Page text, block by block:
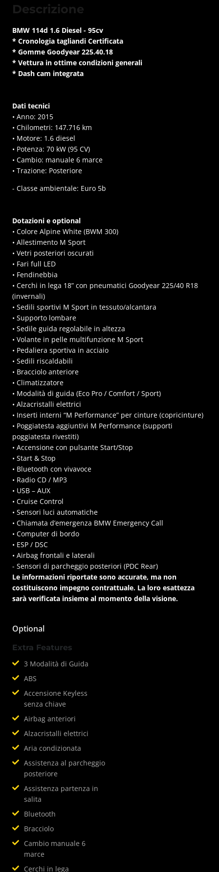
Descrizione
BMW 114d 1.6 Diesel - 95cv
* Cronologia tagliandi Certificata
* Gomme Goodyear 225.40.18
* Vettura in ottime condizioni generali
* Dash cam integrata
Dati tecnici
• Anno: 2015
• Chilometri: 147.716 km
• Motore: 1.6 diesel
• Potenza: 70 kW (95 CV)
• Cambio: manuale 6 marce
• Trazione: Posteriore
- Classe ambientale: Euro 5b
Dotazioni e optional
• Colore Alpine White (BWM 300)
• Allestimento M Sport
• Vetri posteriori oscurati
• Fari full LED
• Fendinebbia
• Cerchi in lega 18” con pneumatici Goodyear 225/40 R18
(invernali)
• Sedili sportivi M Sport in tessuto/alcantara
• Supporto lombare
• Sedile guida regolabile in altezza
• Volante in pelle multifunzione M Sport
• Pedaliera sportiva in acciaio
• Sedili riscaldabili
• Bracciolo anteriore
• Climatizzatore
• Modalità di guida (Eco Pro / Comfort / Sport)
• Alzacristalli elettrici
• Inserti interni “M Performance” per cinture (copricinture)
• Poggiatesta aggiuntivi M Performance (supporti
poggiatesta rivestiti)
• Accensione con pulsante Start/Stop
• Start & Stop
• Bluetooth con vivavoce
• Radio CD / MP3
• USB – AUX
• Cruise Control
• Sensori luci automatiche
• Chiamata d’emergenza BMW Emergency Call
• Computer di bordo
• ESP / DSC
• Airbag frontali e laterali
- Sensori di parcheggio posteriori (PDC Rear)
Le informazioni riportate sono accurate, ma non
costituiscono impegno contrattuale. La loro esattezza
sarà verificata insieme al momento della visione.
Optional
Extra Features
3 Modalità di Guida
ABS
Accensione Keyless
senza chiave
Airbag anteriori
Alzacristalli elettrici
Aria condizionata
Assistenza al parcheggio
posteriore
Assistenza partenza in
salita
Bluetooth
Bracciolo
Cambio manuale 6
marce
Cerchi in lega